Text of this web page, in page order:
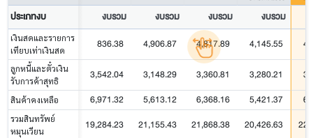
ประเภทงบ งบรวม งบรวม งบรวม งบรวม
เงินสดและรายการ
เทียบเท่าเงินสด
836.38 4,906.87 4,817.89 4,145.55
ลูกหนี้และตั๋วเงิน
รับการค้าสุทธิ
3,542.04 3,148.29 3,360.81 3,280.21
สินค้าคงเหลือ 6,971.32 5,613.12 6,368.16 5,421.37
รวมสินทรัพย์
หมุนเวียน
19,284.23 21,155.43 21,868.38 20,426.63